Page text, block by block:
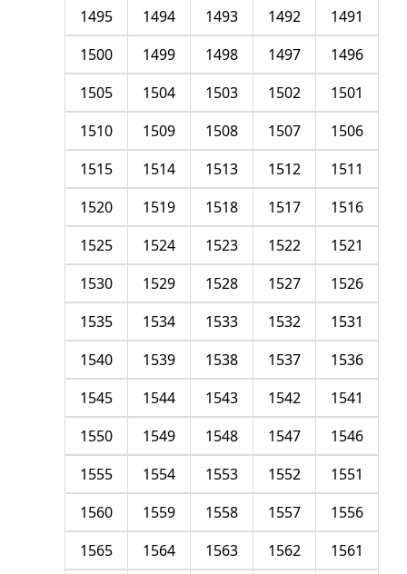
1491
1492
1493
1494
1495
1496
1497
1498
1499
1500
1501
1502
1503
1504
1505
1506
1507
1508
1509
1510
1511
1512
1513
1514
1515
1516
1517
1518
1519
1520
1521
1522
1523
1524
1525
1526
1527
1528
1529
1530
1531
1532
1533
1534
1535
1536
1537
1538
1539
1540
1541
1542
1543
1544
1545
1546
1547
1548
1549
1550
1551
1552
1553
1554
1555
1556
1557
1558
1559
1560
1561
1562
1563
1564
1565